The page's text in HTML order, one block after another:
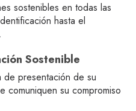
sostenibles en todas las
hasta el
Sostenible
de presentación de su
su compromiso